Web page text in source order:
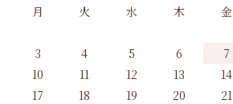
月
火 水 木 金
3
4 5 6 7
10
11 12 13 14
17
18 19 20 21